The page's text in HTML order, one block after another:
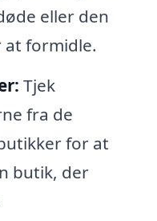
eller den
at formidle.
Tjek
fra de
for at
butik, der